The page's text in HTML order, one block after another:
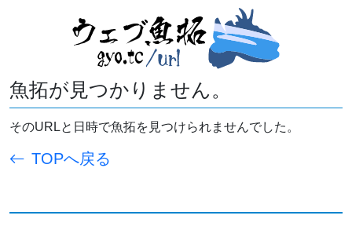
魚拓が見つかりません。
そのURLと日時で魚拓を見つけられませんでした。
TOPへ戻る